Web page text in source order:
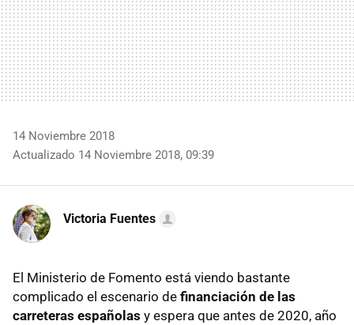
14 Noviembre 2018
Actualizado 14 Noviembre 2018, 09:39
Victoria Fuentes
El Ministerio de Fomento está viendo bastante
complicado el escenario de financiación de las
carreteras españolas y espera que antes de 2020, año